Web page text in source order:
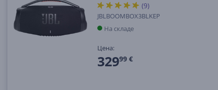
(9)
JBLBOOMBOX3BLKEP
На складе
Цена:
32999 €